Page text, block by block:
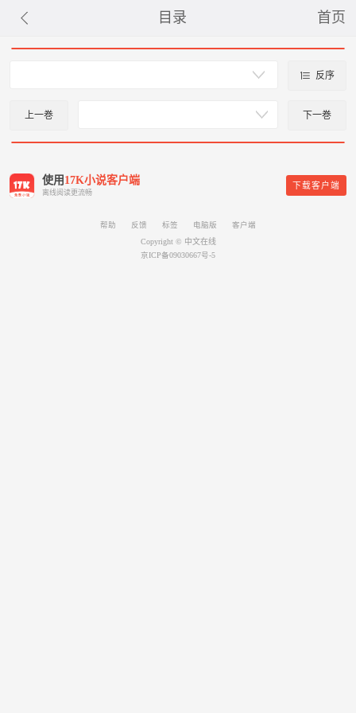
目录 首页
反序
上一巻 下一巻
使用 17K小说客户端
离线阅读更流畅
下载客户端
帮助 反馈 标签 电脑版
客户端
Copyright © 中文在线
京ICP备09030667号-5